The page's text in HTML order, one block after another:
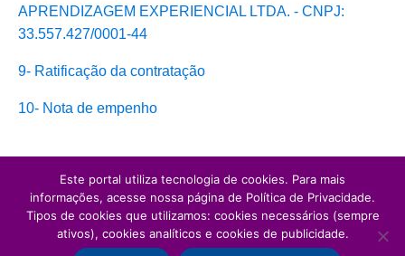
APRENDIZAGEM EXPERIENCIAL LTDA. - CNPJ:
33.557.427/0001-44
9- Ratificação da contratação
10- Nota de empenho
Este portal utiliza tecnologia de cookies. Para mais
informações, acesse nossa página de Política de Privacidade.
Tipos de cookies que utilizamos: cookies necessários (sempre
ativos), cookies analíticos e cookies de publicidade.